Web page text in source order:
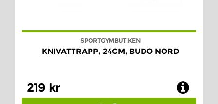
SPORTGYMBUTIKEN
KNIVATTRAPP, 24CM, BUDO NORD
219 kr